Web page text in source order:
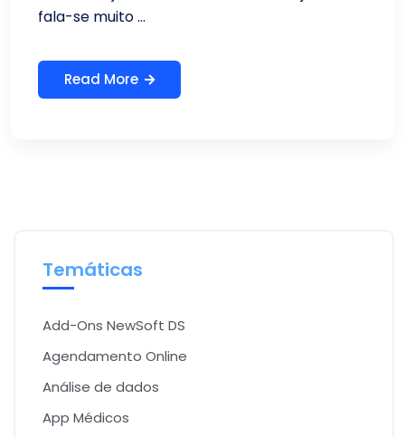
fala-se muito ...
Read More
Temáticas
Add-Ons NewSoft DS
Agendamento Online
Análise de dados
App Médicos